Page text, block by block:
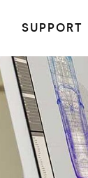
SUPPORT